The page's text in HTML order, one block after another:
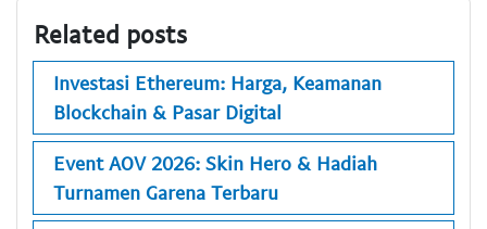
Related posts
Investasi Ethereum: Harga, Keamanan
Blockchain & Pasar Digital
Event AOV 2026: Skin Hero & Hadiah
Turnamen Garena Terbaru